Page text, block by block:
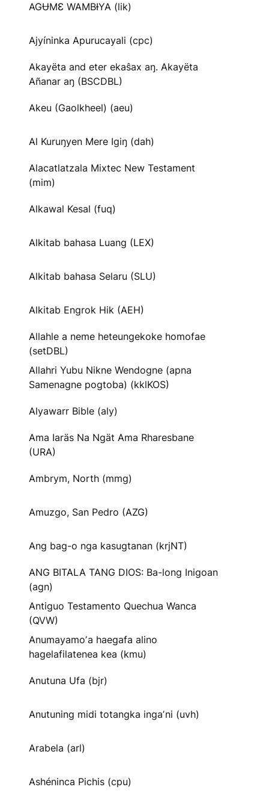
AGɄMƐ WAMBƗYA (lik)
Ajyíninka Apurucayali (cpc)
Akayëta and eter ekaŝax aŋ. Akayëta
Añanar aŋ (BSCDBL)
Akeu (Gaolkheel) (aeu)
Al Kuruŋyen Mere Igiŋ (dah)
Alacatlatzala Mixtec New Testament
(mim)
Alkawal Kesal (fuq)
Alkitab bahasa Luang (LEX)
Alkitab bahasa Selaru (SLU)
Alkitab Engrok Hik (AEH)
Allahle a neme heteungekoke homofae
(setDBL)
Allahri Yubu Nikne Wendogne (apna
Samenagne pogtoba) (kklKOS)
Alyawarr Bible (aly)
Ama Iaräs Na Ngät Ama Rharesbane
(URA)
Ambrym, North (mmg)
Amuzgo, San Pedro (AZG)
Ang bag-o nga kasugtanan (krjNT)
ANG BITALA TANG DIOS: Ba-long Inigoan
(agn)
Antiguo Testamento Quechua Wanca
(QVW)
Anumayamoʼa haegafa alino
hagelafilatenea kea (kmu)
Anutuna Ufa (bjr)
Anutuning midi totangka ingaʼni (uvh)
Arabela (arl)
Ashéninca Pichis (cpu)